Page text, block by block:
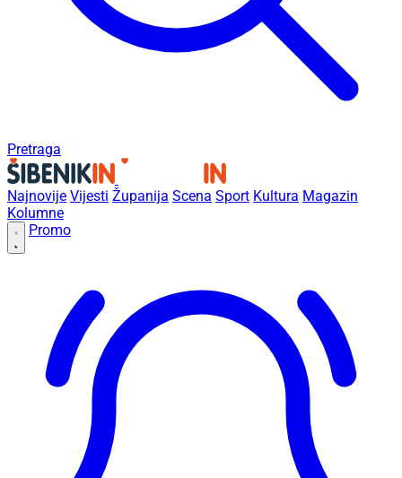
Pretraga
Najnovije Vijesti Županija Scena Sport Kultura Magazin
Kolumne
Promo